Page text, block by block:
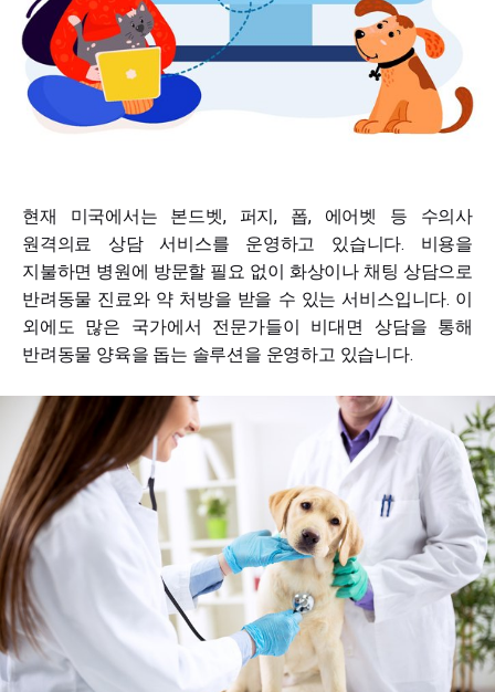
현재 미국에서는 본드벳, 퍼지, 폽, 에어벳 등 수의사
원격의료 상담 서비스를 운영하고 있습니다. 비용을
지불하면 병원에 방문할 필요 없이 화상이나 채팅 상담으로
반려동물 진료와 약 처방을 받을 수 있는 서비스입니다. 이
외에도 많은 국가에서 전문가들이 비대면 상담을 통해
반려동물 양육을 돕는 솔루션을 운영하고 있습니다.